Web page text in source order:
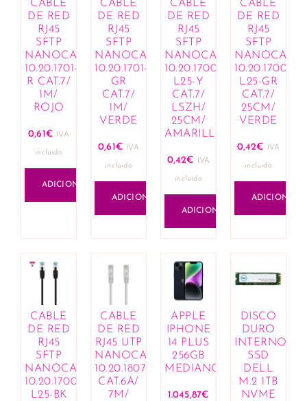
CABLE
DE RED
RJ45
SFTP
NANOCABLE
10.20.1701-
R CAT.7/
1M/
ROJO
0,61 € IVA
incluido
ADICIONAR
CABLE
DE RED
RJ45
SFTP
NANOCABLE
10.20.1701-
GR
CAT.7/
1M/
VERDE
0,61 € IVA
incluido
ADICIONAR
CABLE
DE RED
RJ45
SFTP
NANOCABLE
10.20.1700-
L25-Y
CAT.7/
LSZH/
25CM/
AMARILLO
0,42€ IVA
incluido
ADICIONAR
CABLE
DE RED
RJ45
SFTP
NANOCABLE
10.20.1700-
L25-GR
CAT.7/
25CM/
VERDE
0,42€ IVA
incluido
ADICIONAR
CABLE
DE RED
RJ45
SFTP
NANOCABLE
10.20.1700-
L25-BK
CABLE
DE RED
RJ45 UTP
NANOCABLE
10.20.1807
CAT.6A/
7M/
APPLE
IPHONE
14 PLUS
256GB
MEDIANOCHE
1.045,87€
DISCO
DURO
INTERNO
SSD
DELL
M.2 1TB
NVME